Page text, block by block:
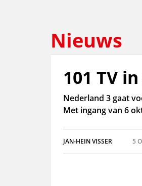
Nieuws
101 TV
Nederland 3 gaat
Met ingang van 6
JAN-HEIN VISSER 5